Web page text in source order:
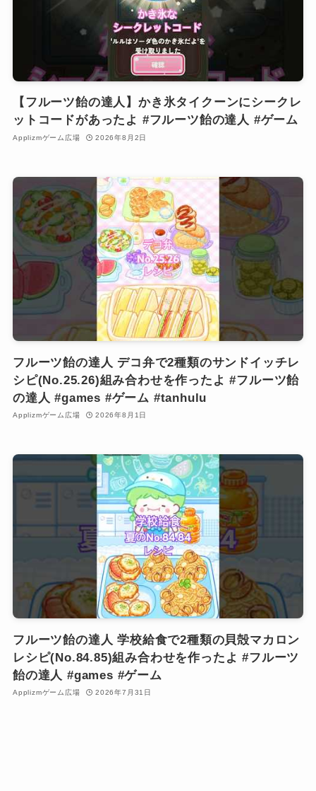
【フルーツ飴の達人】かき氷タイクーンにシークレ
ットコードがあったよ #フルーツ飴の達人 #ゲーム
Applizmゲーム広場 2026年8月2日
フルーツ飴の達人 デコ弁で2種類のサンドイッチレ
シピ(No.25.26)組み合わせを作ったよ #フルーツ飴
の達人 #games #ゲーム #tanhulu
Applizmゲーム広場 2026年8月1日
フルーツ飴の達人 学校給食で2種類の貝殻マカロン
レシピ(No.84.85)組み合わせを作ったよ #フルーツ
飴の達人 #games #ゲーム
Applizmゲーム広場 2026年7月31日